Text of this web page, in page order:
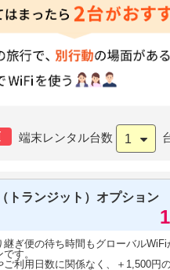
端末レンタル台数 1
トランジット）オプション
ぎ便の待ち時間もグローバルWiFi
す。
利用日数に関係なく、＋1,500円